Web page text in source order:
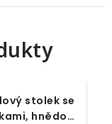
stolek se
hnědo-